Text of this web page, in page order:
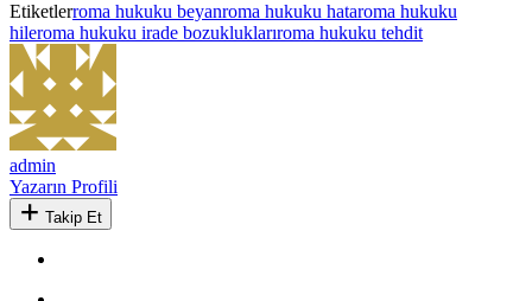
Etiketlerroma hukuku beyanroma hukuku hataroma hukuku
hileroma hukuku irade bozukluklarıroma hukuku tehdit
admin
Yazarın Profili
Takip Et